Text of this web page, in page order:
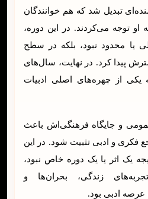
تبدیل شد که هم خوانندگان
توجه می‌کردند. در این دوره،
یا محدود نبود، بلکه در سطح
پیدا کرد. در نهایت، سال‌های
یکی از چهره‌های اصلی ادبیات
و جایگاه فرهنگی‌اش باعث
فکری و ادبی تثبیت شود. در این
یک اثر یا یک دوره خاص نبود،
زندگی، بحران‌ها و
عرصه ادبی بود.